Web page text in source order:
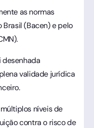
as normas
(Bacen) e pelo
desenhada
validade jurídica
níveis de
contra o risco de